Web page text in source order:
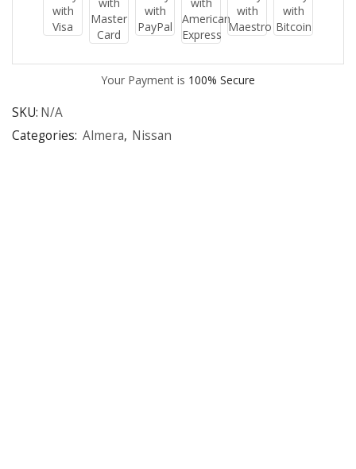
Your Payment is 100% Secure
SKU: N/A
Categories: Almera, Nissan